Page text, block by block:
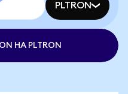
PLTRON
НА PLTRON